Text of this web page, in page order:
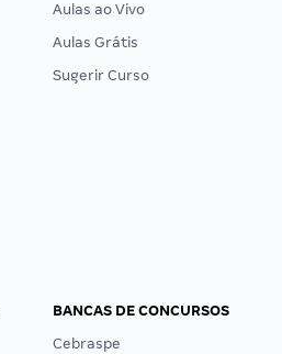
Aulas ao Vivo
Aulas Grátis
Sugerir Curso
BANCAS DE CONCURSOS
Cebraspe